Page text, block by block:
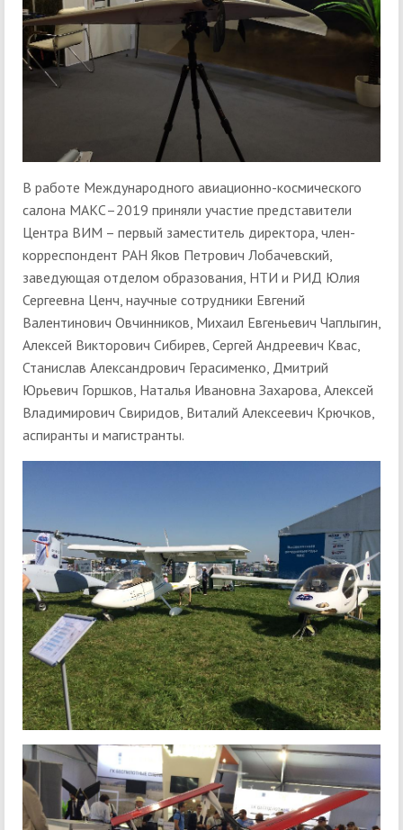
В работе Международного авиационно-космического
салона МАКС–2019 приняли участие представители
Центра ВИМ – первый заместитель директора, член-
корреспондент РАН Яков Петрович Лобачевский,
заведующая отделом образования, НТИ и РИД Юлия
Сергеевна Ценч, научные сотрудники Евгений
Валентинович Овчинников, Михаил Евгеньевич Чаплыгин,
Алексей Викторович Сибирев, Сергей Андреевич Квас,
Станислав Александрович Герасименко, Дмитрий
Юрьевич Горшков, Наталья Ивановна Захарова, Алексей
Владимирович Свиридов, Виталий Алексеевич Крючков,
аспиранты и магистранты.